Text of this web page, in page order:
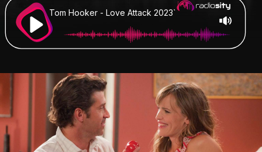
Tom Hooker - Love Attack 2023`